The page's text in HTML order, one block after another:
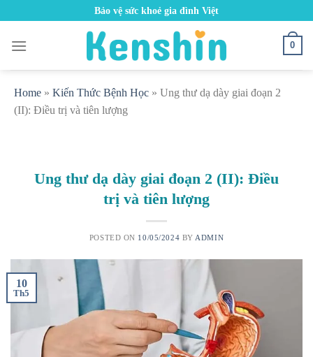
content
Bảo vệ sức khoẻ gia đình Việt
0
Home » Kiến Thức Bệnh Học » Ung thư dạ dày giai đoạn 2
(II): Điều trị và tiên lượng
Ung thư dạ dày giai đoạn 2 (II): Điều
trị và tiên lượng
POSTED ON 10/05/2024 BY ADMIN
10
Th5